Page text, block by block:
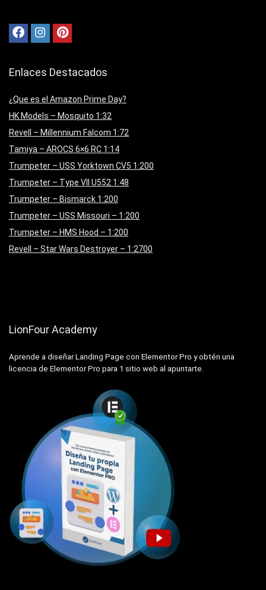
Enlaces Destacados
¿Que es el Amazon Prime Day?
HK Models – Mosquito 1:32
Revell – Millennium Falcom 1:72
Tamiya – AROCS 6×6 RC 1:14
Trumpeter – USS Yorktown CV5 1:200
Trumpeter – Type VII U552 1:48
Trumpeter – Bismarck 1:200
Trumpeter – USS Missouri – 1:200
Trumpeter – HMS Hood – 1:200
Revell – Star Wars Destroyer – 1:2700
LionFour Academy
Aprende a diseñar Landing Page con Elementor Pro y obtén una
licencia de Elementor Pro para 1 sitio web al apuntarte.